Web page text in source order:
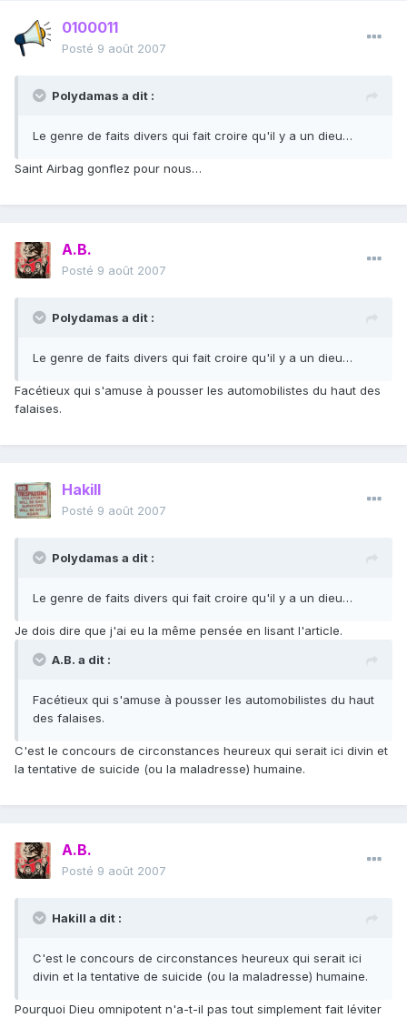
0100011
Posté 9 août 2007
Polydamas a dit :
Le genre de faits divers qui fait croire qu'il y a un dieu…
Saint Airbag gonflez pour nous…
A.B.
Posté 9 août 2007
Polydamas a dit :
Le genre de faits divers qui fait croire qu'il y a un dieu…
Facétieux qui s'amuse à pousser les automobilistes du haut des
falaises.
Hakill
Posté 9 août 2007
Polydamas a dit :
Le genre de faits divers qui fait croire qu'il y a un dieu…
Je dois dire que j'ai eu la même pensée en lisant l'article.
A.B. a dit :
Facétieux qui s'amuse à pousser les automobilistes du haut
des falaises.
C'est le concours de circonstances heureux qui serait ici divin et
la tentative de suicide (ou la maladresse) humaine.
A.B.
Posté 9 août 2007
Hakill a dit :
C'est le concours de circonstances heureux qui serait ici
divin et la tentative de suicide (ou la maladresse) humaine.
Pourquoi Dieu omnipotent n'a-t-il pas tout simplement fait léviter